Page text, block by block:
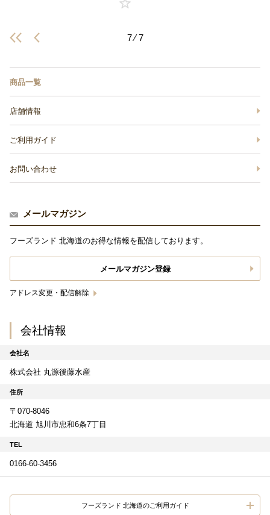
7 ⁄ 7
商品一覧
店舗情報
ご利用ガイド
お問い合わせ
メールマガジン
フーズランド 北海道のお得な情報を配信しております。
メールマガジン登録
アドレス変更・配信解除
会社情報
会社名
株式会社 丸源後藤水産
住所
〒070-8046
北海道 旭川市忠和6条7丁目
TEL
0166-60-3456
フーズランド 北海道のご利用ガイド